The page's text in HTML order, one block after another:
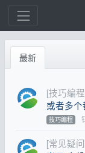
最新
[技巧编
或者多
技巧编程
[常见疑